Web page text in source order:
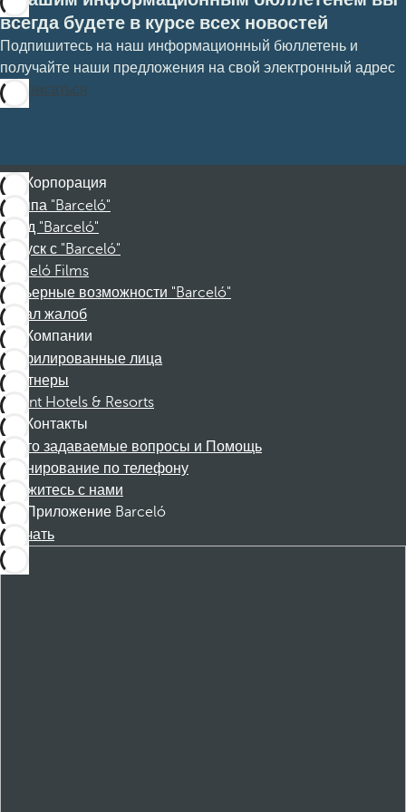
всегда будете в курсе всех новостей
Подпишитесь на наш информационный бюллетень и
получайте наши предложения на свой электронный адрес
Подписаться
Корпорация
Группа "Barceló"
Фонд "Barceló"
Отпуск с "Barceló"
Barceló Films
Карьерные возможности "Barceló"
Канал жалоб
Компании
Аффилированные лица
Партнеры
Dorint Hotels & Resorts
Контакты
Часто задаваемые вопросы и Помощь
Бронирование по телефону
Свяжитесь с нами
Приложение Barceló
Скачать